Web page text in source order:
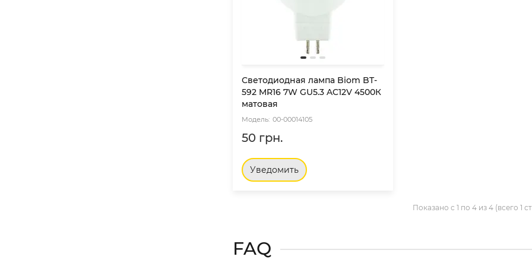
Светодиодная лампа Biom BT-
592 MR16 7W GU5.3 AC12V 4500К
матовая
00-00014105
50 грн.
Уведомить
Показано с 1 по 4 из 4 (всего 1
FAQ